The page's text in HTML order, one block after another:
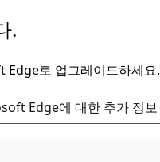
.
Edge로 업그레이드하세요.
Edge에 대한 추가 정보